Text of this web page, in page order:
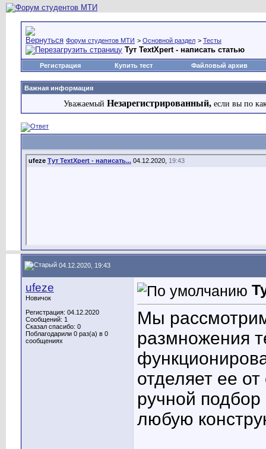
Форум студентов МТИ > Основной раздел > Тесты
Тут TextXpert - написать статью
Регистрация Купить тест Файловый архив
Важная информация
Уважаемый Незарегистрированный, если вы по
ufeze Тут TextXpert - написать... 04.12.2020, 19:43
04.12.2020, 19:43
ufeze
Новичок
Регистрация: 04.12.2020
Сообщений: 1
Сказал спасибо: 0
Поблагодарили 0 раз(а) в 0
сообщениях
Мы
размножения
отделяет ее
ручной
любую